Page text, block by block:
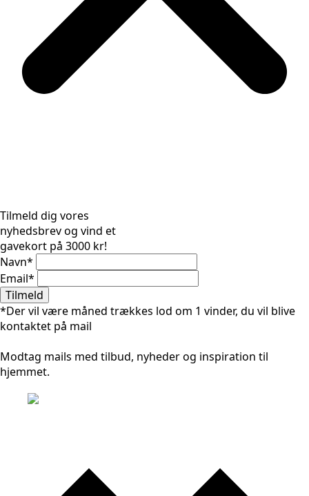
Tilmeld dig vores
nyhedsbrev og vind et
gavekort på 3000 kr!
Navn*
Email*
Tilmeld
*Der vil være måned trækkes lod om 1 vinder, du vil blive
kontaktet på mail
Modtag mails med tilbud, nyheder og inspiration til
hjemmet.